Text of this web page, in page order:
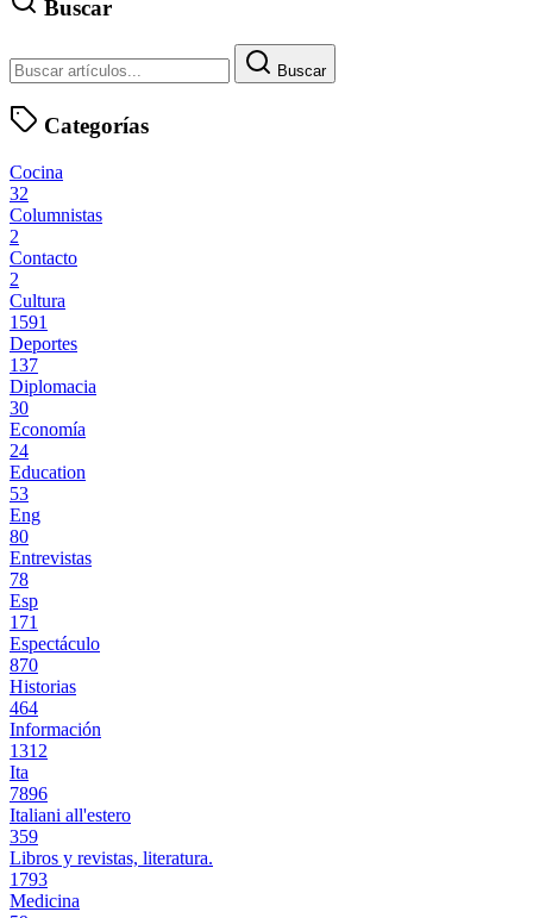
Buscar
Buscar
Categorías
Cocina
32
Columnistas
2
Contacto
2
Cultura
1591
Deportes
137
Diplomacia
30
Economía
24
Education
53
Eng
80
Entrevistas
78
Esp
171
Espectáculo
870
Historias
464
Información
1312
Ita
7896
Italiani all'estero
359
Libros y revistas, literatura.
1793
Medicina